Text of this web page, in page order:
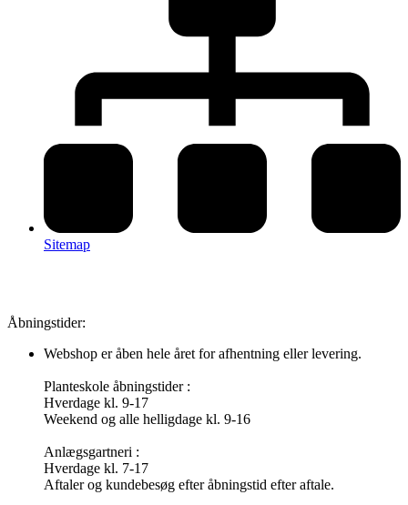
Sitemap
Åbningstider:
Webshop er åben hele året for afhentning eller levering.
Planteskole åbningstider :
Hverdage kl. 9-17
Weekend og alle helligdage kl. 9-16
Anlægsgartneri :
Hverdage kl. 7-17
Aftaler og kundebesøg efter åbningstid efter aftale.